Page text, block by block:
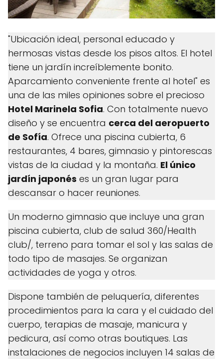
"Ubicación ideal, personal educado y
hermosas vistas desde los pisos altos. El hotel
tiene un jardín increíblemente bonito.
Aparcamiento conveniente frente al hotel" es
una de las miles opiniones sobre el precioso
Hotel Marinela Sofia. Con totalmente nuevo
diseño y se encuentra cerca del aeropuerto
de Sofía. Ofrece una piscina cubierta, 6
restaurantes, 4 bares, gimnasio y pintorescas
vistas de la ciudad y la montaña. El único
jardín japonés es un gran lugar para
descansar o hacer reuniones.
Un moderno gimnasio que incluye una gran
piscina cubierta, club de salud 360/Health
club/, terreno para tomar el sol y las salas de
todo tipo de masajes. Se organizan
actividades de yoga y otros.
Dispone también de peluquería, diferentes
procedimientos para la cara y el cuidado del
cuerpo, terapias de masaje, manicura y
pedicura, así como otras boutiques. Las
instalaciones de negocios incluyen 14 salas de